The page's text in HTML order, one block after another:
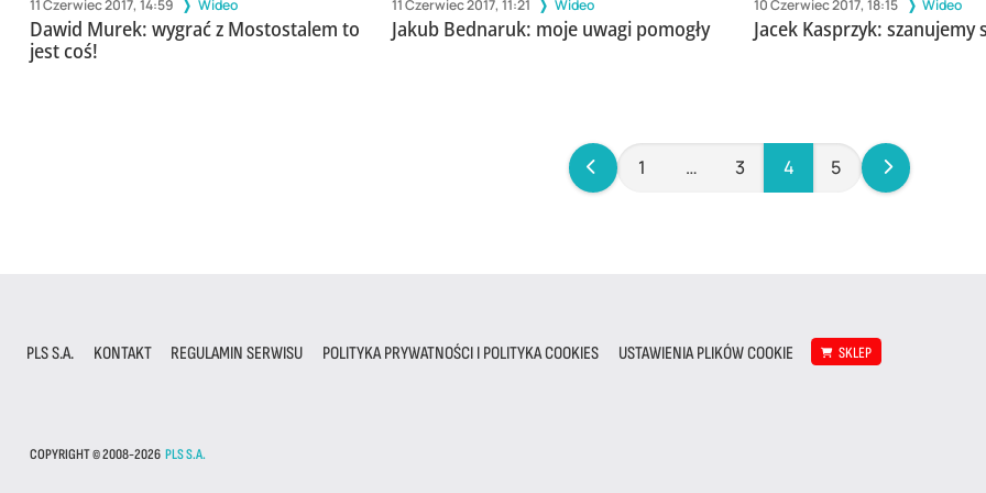
11 Czerwiec 2017, 14:59 Wideo
Dawid Murek: wygrać z Mostostalem to
jest coś!
11 Czerwiec 2017, 11:21 Wideo
Jakub Bednaruk: moje uwagi pomogły
10 Czerwiec 2017, 18:15 Wideo
Jacek Kasprzyk: szanujemy
1 … 3 4 5
PLS S.A. KONTAKT REGULAMIN SERWISU POLITYKA PRYWATNOŚCI I POLITYKA COOKIES USTAWIENIA PLIKÓW COOKIE SKLEP
COPYRIGHT © 2008-2026 PLS S.A.